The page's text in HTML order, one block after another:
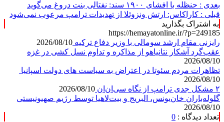
بعدی : حنظله با افشای ۱۹۰۰ سند: نفتالی بنت دروغ می‌گوید
قبلی : کاراکاس: ارتش ونزوئلا از تهدیدات ترامپ مرعوب نمی‌شود
به اشتراک بگذارید
https://hemayatonline.ir/?p=249185
رایزنی مقام ارشد سومالی با وزیر دفاع ترکیه 2026/08/10
عقب‌گرد آشکار نتانیاهو از مذاکره و تداوم نسل کشی در غزه
2026/08/10
تظاهرات مردم سئوتا در اعتراض به سیاست های دولت اسپانیا
2026/08/10
۲ مشکل جدی ترامپ از نگاه سی‌ان‌ان
2026/08/10
گلوله‌باران خان‌یونس، البریج و بیت‌لاهیا توسط رژیم صهیونیستی
2026/08/10
تعداد دیدگاه : 0